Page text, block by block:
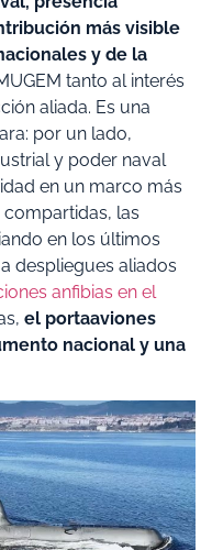
más visible
y de la
tanto al interés
aliada. Es una
por un lado,
y poder naval
en un marco más
las
en los últimos
despliegues aliados
anfibias en el
el portaaviones
nacional y una